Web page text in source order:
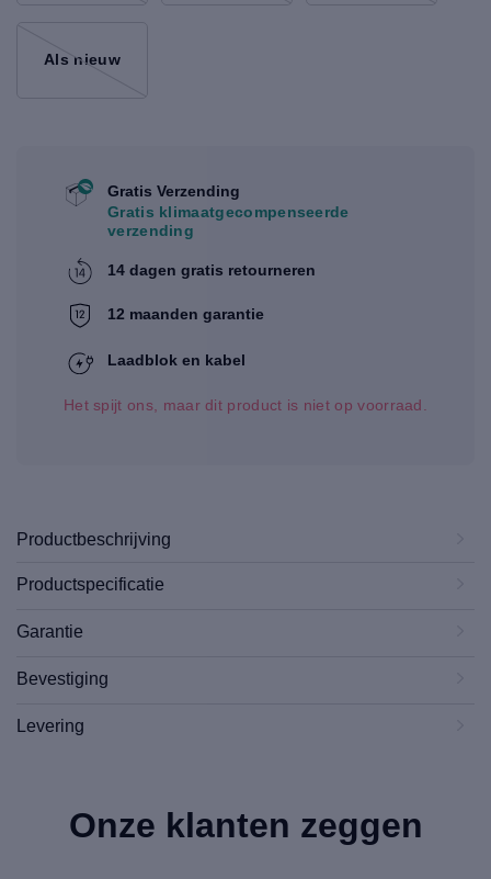
Als nieuw
Gratis Verzending
Gratis klimaatgecompenseerde
verzending
14 dagen gratis retourneren
12 maanden garantie
Laadblok en kabel
Het spijt ons, maar dit product is niet op voorraad.
Productbeschrijving
Productspecificatie
Garantie
Bevestiging
Levering
Onze klanten zeggen